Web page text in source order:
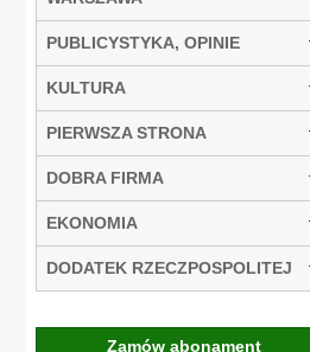
PUBLICYSTYKA, OPINIE
KULTURA
PIERWSZA STRONA
DOBRA FIRMA
EKONOMIA
DODATEK RZECZPOSPOLITEJ
Zamów abonament